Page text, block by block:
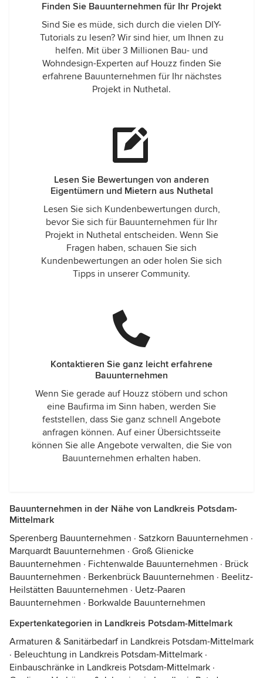
Finden Sie Bauunternehmen für Ihr Projekt
Sind Sie es müde, sich durch die vielen DIY-
Tutorials zu lesen? Wir sind hier, um Ihnen zu
helfen. Mit über 3 Millionen Bau- und
Wohndesign-Experten auf Houzz finden Sie
erfahrene Bauunternehmen für Ihr nächstes
Projekt in Nuthetal.
Lesen Sie Bewertungen von anderen
Eigentümern und Mietern aus Nuthetal
Lesen Sie sich Kundenbewertungen durch,
bevor Sie sich für Bauunternehmen für Ihr
Projekt in Nuthetal entscheiden. Wenn Sie
Fragen haben, schauen Sie sich
Kundenbewertungen an oder holen Sie sich
Tipps in unserer Community.
Kontaktieren Sie ganz leicht erfahrene
Bauunternehmen
Wenn Sie gerade auf Houzz stöbern und schon
eine Baufirma im Sinn haben, werden Sie
feststellen, dass Sie ganz schnell Angebote
anfragen können. Auf einer Übersichtsseite
können Sie alle Angebote verwalten, die Sie von
Bauunternehmen erhalten haben.
Bauunternehmen in der Nähe von Landkreis Potsdam-
Mittelmark
Sperenberg Bauunternehmen · Satzkorn Bauunternehmen ·
Marquardt Bauunternehmen · Groß Glienicke
Bauunternehmen · Fichtenwalde Bauunternehmen · Brück
Bauunternehmen · Berkenbrück Bauunternehmen · Beelitz-
Heilstätten Bauunternehmen · Uetz-Paaren
Bauunternehmen · Borkwalde Bauunternehmen
Expertenkategorien in Landkreis Potsdam-Mittelmark
Armaturen & Sanitärbedarf in Landkreis Potsdam-Mittelmark
· Beleuchtung in Landkreis Potsdam-Mittelmark ·
Einbauschränke in Landkreis Potsdam-Mittelmark ·